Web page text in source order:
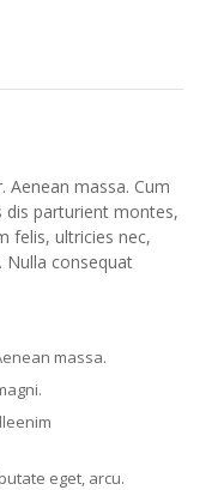
massa. Cum
dis parturient montes,
felis, ultricies nec,
Nulla consequat
massa.
eget, arcu.